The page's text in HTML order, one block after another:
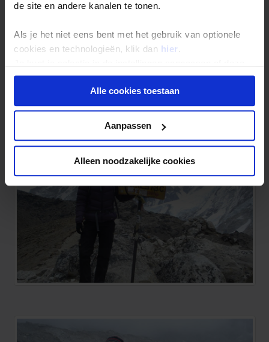
de site en andere kanalen te tonen.
Als je het niet eens bent met het gebruik van optionele
cookies en technologieën, klik dan hier .
onder aan de pagina op elk gewenst moment voor de
toekomst wijzigen.Alle cookies toestaan
Aanpassen
Alleen noodzakelijke cookies